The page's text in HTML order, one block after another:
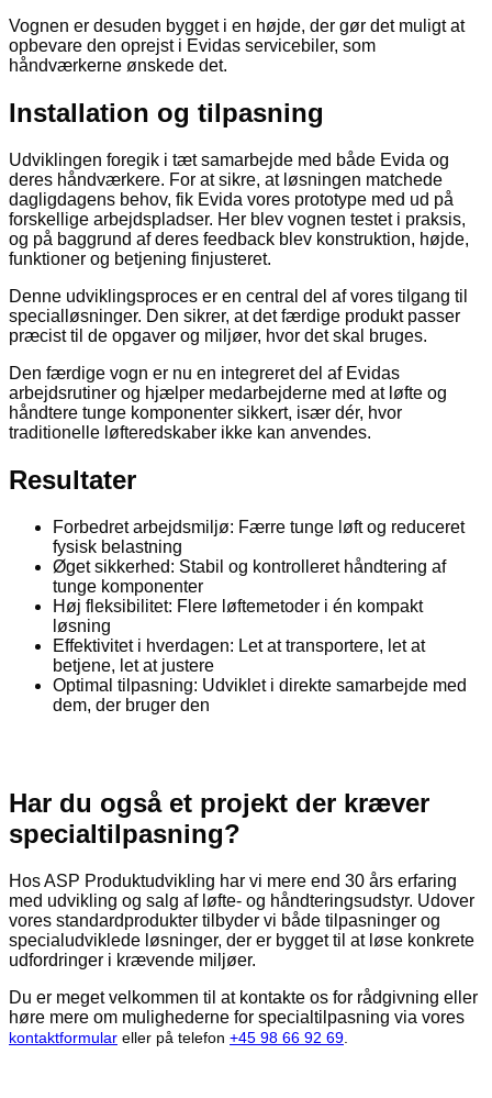
Vognen er desuden bygget i en højde, der gør det muligt at
opbevare den oprejst i Evidas servicebiler, som
håndværkerne ønskede det.
Installation og tilpasning
Udviklingen foregik i tæt samarbejde med både Evida og
deres håndværkere. For at sikre, at løsningen matchede
dagligdagens behov, fik Evida vores prototype med ud på
forskellige arbejdspladser. Her blev vognen testet i praksis,
og på baggrund af deres feedback blev konstruktion, højde,
funktioner og betjening finjusteret.
Denne udviklingsproces er en central del af vores tilgang til
specialløsninger. Den sikrer, at det færdige produkt passer
præcist til de opgaver og miljøer, hvor det skal bruges.
Den færdige vogn er nu en integreret del af Evidas
arbejdsrutiner og hjælper medarbejderne med at løfte og
håndtere tunge komponenter sikkert, især dér, hvor
traditionelle løfteredskaber ikke kan anvendes.
Resultater
Forbedret arbejdsmiljø: Færre tunge løft og reduceret
fysisk belastning
Øget sikkerhed: Stabil og kontrolleret håndtering af
tunge komponenter
Høj fleksibilitet: Flere løftemetoder i én kompakt
løsning
Effektivitet i hverdagen: Let at transportere, let at
betjene, let at justere
Optimal tilpasning: Udviklet i direkte samarbejde med
dem, der bruger den
Har du også et projekt der kræver
specialtilpasning?
Hos ASP Produktudvikling har vi mere end 30 års erfaring
med udvikling og salg af løfte- og håndteringsudstyr. Udover
vores standardprodukter tilbyder vi både tilpasninger og
specialudviklede løsninger, der er bygget til at løse konkrete
udfordringer i krævende miljøer.
Du er meget velkommen til at kontakte os for rådgivning eller
høre mere om mulighederne for specialtilpasning via vores
kontaktformular eller på telefon +45 98 66 92 69